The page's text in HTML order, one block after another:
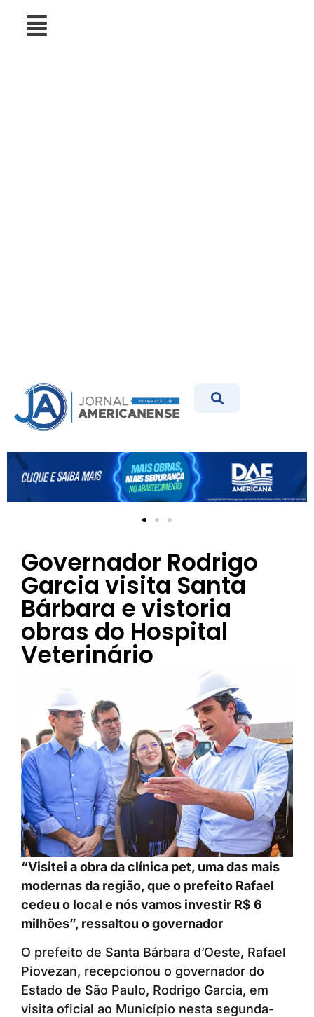
Governador Rodrigo
Garcia visita Santa
Bárbara e vistoria
obras do Hospital
Veterinário
“Visitei a obra da clínica pet, uma das mais
modernas da região, que o prefeito Rafael
cedeu o local e nós vamos investir R$ 6
milhões”, ressaltou o governador
O prefeito de Santa Bárbara d’Oeste, Rafael
Piovezan, recepcionou o governador do
Estado de São Paulo, Rodrigo Garcia, em
visita oficial ao Município nesta segunda-